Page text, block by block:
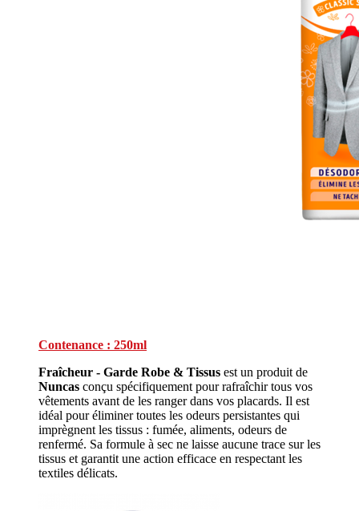
Contenance : 250ml
Fraîcheur - Garde Robe & Tissus est un produit de
Nuncas conçu spécifiquement pour rafraîchir tous vos
vêtements avant de les ranger dans vos placards. Il est
idéal pour éliminer toutes les odeurs persistantes qui
imprègnent les tissus : fumée, aliments, odeurs de
renfermé. Sa formule à sec ne laisse aucune trace sur les
tissus et garantit une action efficace en respectant les
textiles délicats.